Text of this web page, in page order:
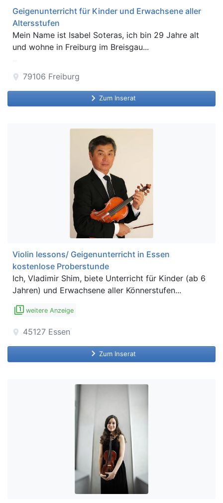
Geigenunterricht für Kinder und Erwachsene aller
Altersstufen
Mein Name ist Isabel Soteras, ich bin 29 Jahre alt
und wohne in Freiburg im Breisgau...
location_on 79106 Freiburg
keyboard_arrow_right Zum Inserat
Violin lessons/ Geigenunterricht in Essen
kostenlose Proberstunde
Ich, Vladimir Shim, biete Unterricht für Kinder (ab 6
Jahren) und Erwachsene aller Könnerstufen...
filter_1 weitere Anzeige
location_on 45127 Essen
keyboard_arrow_right Zum Inserat